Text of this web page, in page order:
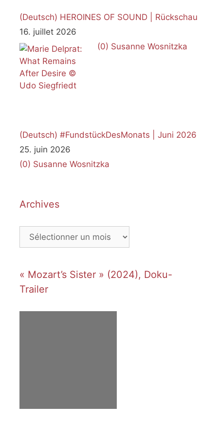
(Deutsch) HEROINES OF SOUND | Rückschau
16. juillet 2026
(0) Susanne Wosnitzka
(Deutsch) #FundstückDesMonats | Juni 2026
25. juin 2026
(0) Susanne Wosnitzka
Archives
Archives
« Mozart’s Sister » (2024), Doku-
Trailer